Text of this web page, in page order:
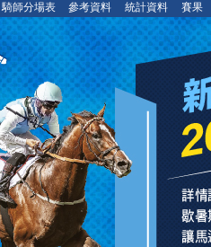
騎師分場表 參考資料 統計資料 賽果